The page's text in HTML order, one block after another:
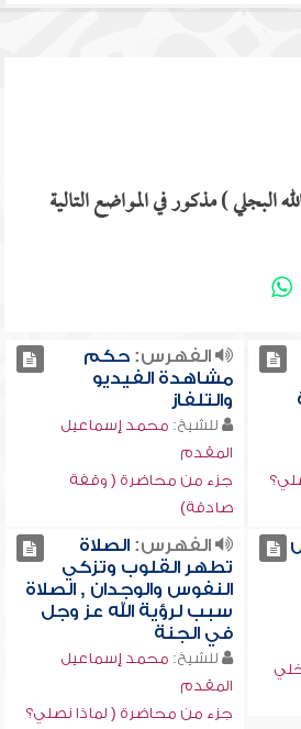
البجلي ) مذكور في المواضع التالية
الفهرس:حكم
مشاهدة الفيديو
والتلفاز
للشيخ: محمد إسماعيل
المقدم
جزء من محاضرة ( وقفة
صادقة)
الفهرس:الصلاة
تطهر القلوب وتزكي
النفوس والوجدان , الصلاة
سبب لرؤية الله عز وجل
في الجنة
للشيخ: محمد إسماعيل
المقدم
جزء من محاضرة ( لماذا نصلي؟